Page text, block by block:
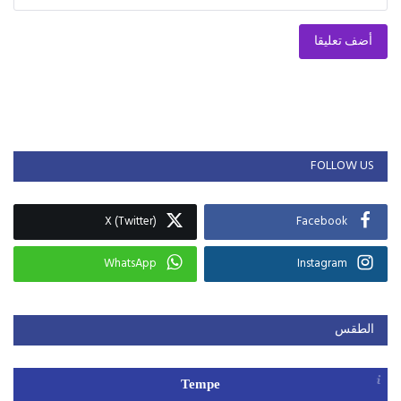
أضف تعليقا
FOLLOW US
Facebook
X (Twitter)
Instagram
WhatsApp
الطقس
Tempe